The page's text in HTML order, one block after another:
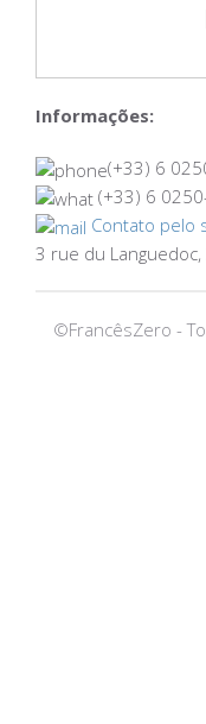
Informações:
(+33) 6
(+33) 6
Contato pelo
3 rue du
©FrancêsZero -